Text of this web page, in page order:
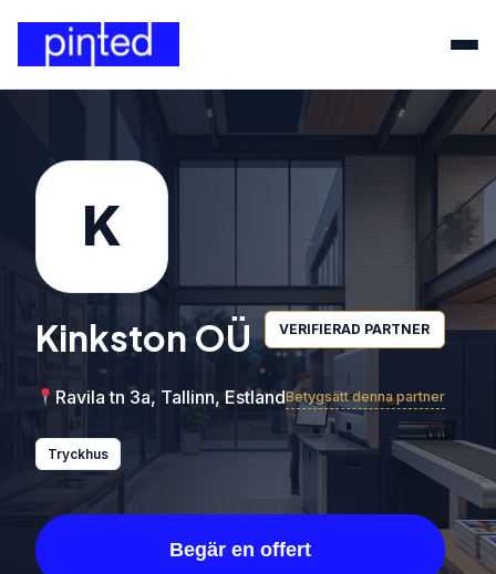
K
Kinkston OÜ VERIFIERAD PARTNER
Ravila tn 3a, Tallinn, EstlandBetygsätt denna partner
Tryckhus
Begär en offert